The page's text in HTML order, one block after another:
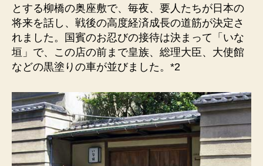
とする柳橋の奥座敷で、毎夜、要人たちが日本の
将来を話し、戦後の高度経済成長の道筋が決定さ
れました。国賓のお忍びの接待は決まって「いな
垣」で、この店の前まで皇族、総理大臣、大使館
などの黒塗りの車が並びました。*2